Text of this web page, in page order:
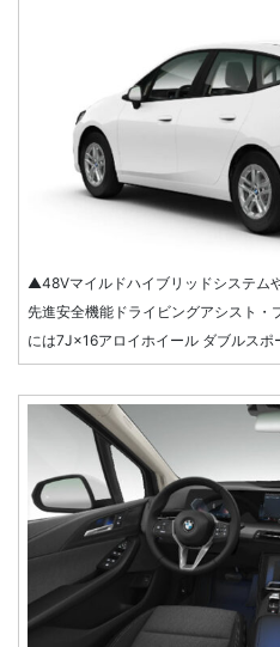
▲48Vマイルドハイブリッドシステム
先進安全機能ドライビングアシスト・
には7J×16アロイホイール ダブルスポ